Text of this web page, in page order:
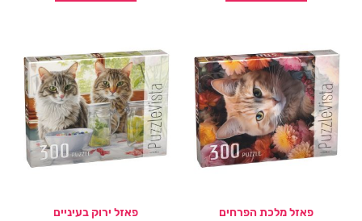
פאזל מלכת הפרחים פאזל ירוק בעיניים